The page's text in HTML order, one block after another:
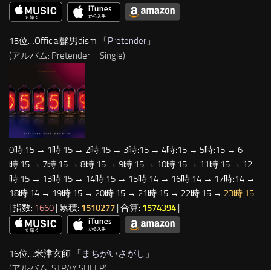
15位…Official髭男dism 「Pretender 」
(アルバム: Pretender – Single)
0時:15 → 1時:15 → 2時:15 → 3時:15 → 4時:15 → 5時:15 → 6
時:15 → 7時:15 → 8時:15 → 9時:15 → 10時:15 → 11時:15 → 12
時:15 → 13時:15 → 14時:15 → 15時:14 → 16時:14 → 17時:14 →
18時:14 → 19時:15 → 20時:15 → 21時:15 → 22時:15 → 23時:15
| 指数: 1660 | 累積: 1510277 | 合算: 1574394 |
16位…米津玄師 「 まちがいさがし 」